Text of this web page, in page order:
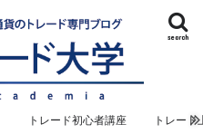
search
トレード初心者講座 トレード